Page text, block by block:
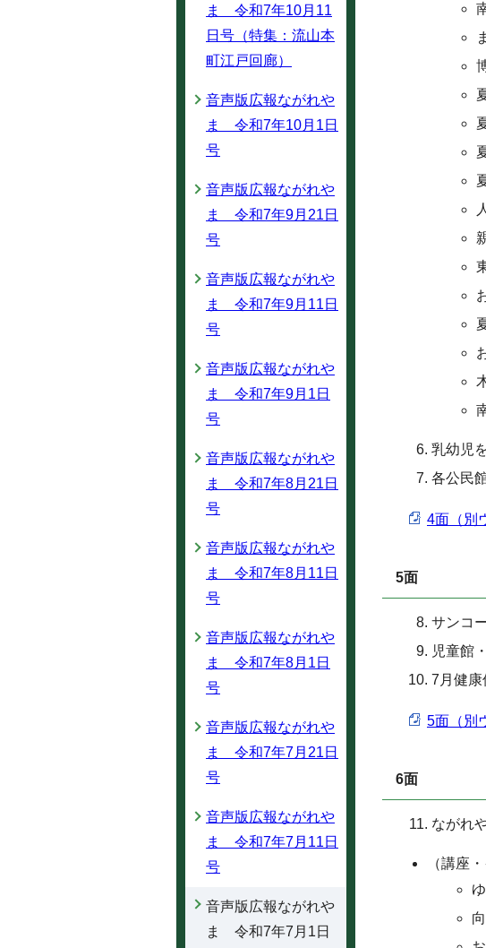
乳幼児
各公
4面（別
5面
サンコ
児童館
7月健康
5面（別
6面
ながれ
（講座
ま 令和7年10月11
日号（特集：流山本
町江戸回廊）
音声版広報ながれや
ま 令和7年10月1日
号
音声版広報ながれや
ま 令和7年9月21日
号
音声版広報ながれや
ま 令和7年9月11日
号
音声版広報ながれや
ま 令和7年9月1日
号
音声版広報ながれや
ま 令和7年8月21日
号
音声版広報ながれや
ま 令和7年8月11日
号
音声版広報ながれや
ま 令和7年8月1日
号
音声版広報ながれや
ま 令和7年7月21日
号
音声版広報ながれや
ま 令和7年7月11日
号
音声版広報ながれや
ま 令和7年7月1日